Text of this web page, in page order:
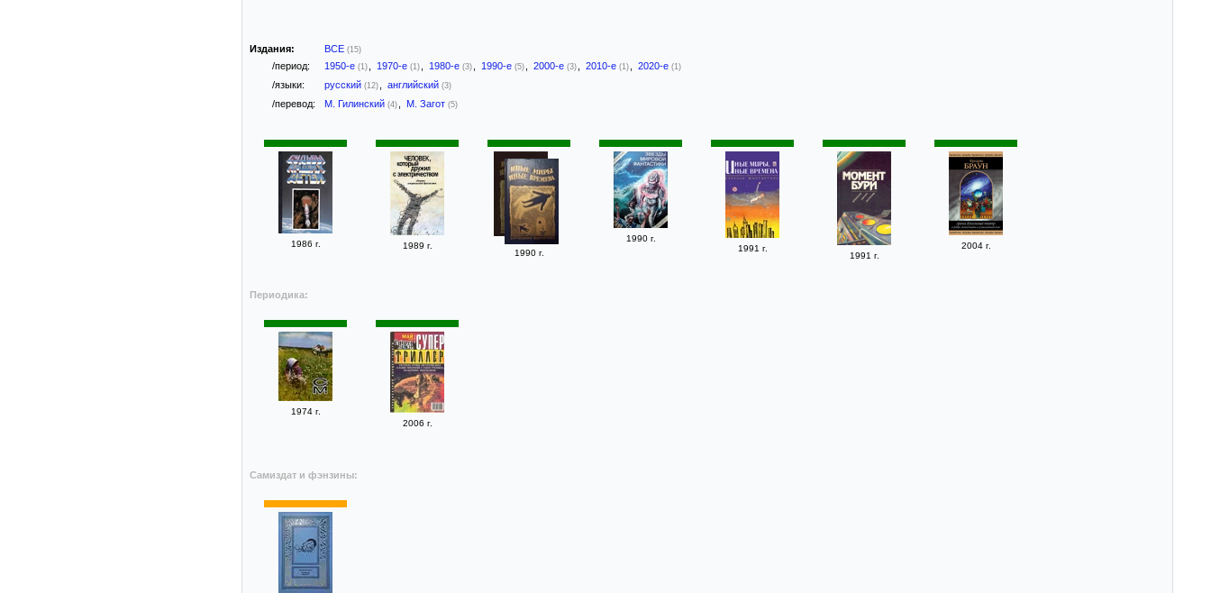
Издания: ВСЕ (15)
/период: 1950-е (1) 1970-е (1) 1980-е (3) 1990-е (5) 2000-е (3) 2010-е (1) 2020-е (1)
/языки: русский (12) английский (3)
/перевод: М. Гилинский (4) М. Загот (5)
1986 г. 1989 г.
1990 г.
1990 г.
1991 г.
1991 г.
2004 г.
Периодика:
1974 г.
2006 г.
Самиздат и фэнзины: